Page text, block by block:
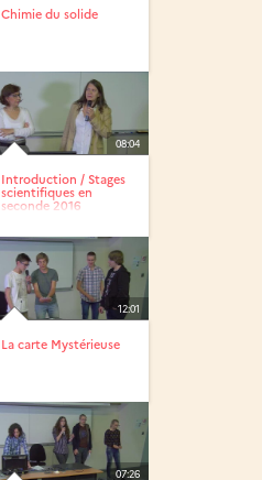
Chimie du solide
08:04
Introduction / Stages
scientifiques en
seconde 2016
12:01
La carte Mystérieuse
07:26